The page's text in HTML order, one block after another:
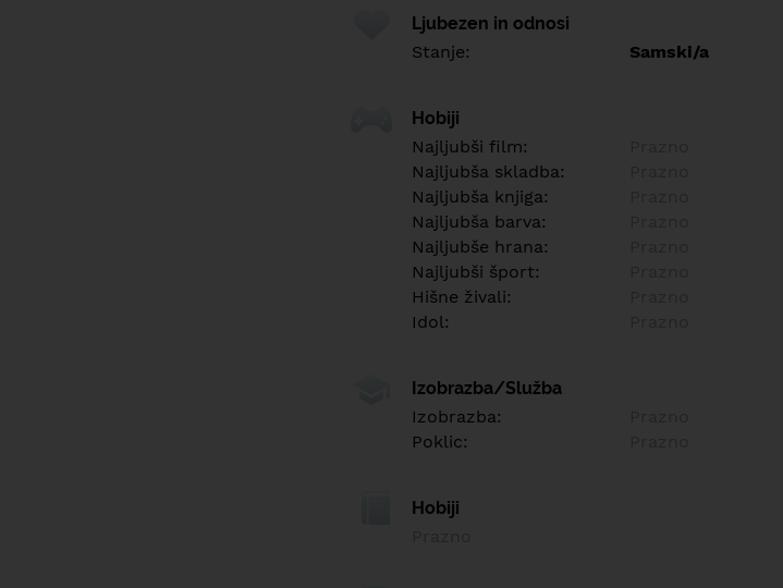
Ljubezen in odnosi
Stanje:
Samski/a
Hobiji
Najljubši film:
Najljubša skladba:
Najljubša knjiga:
Najljubša barva:
Najljubše hrana:
Najljubši šport:
Hišne živali:
Idol:
Izobrazba/Služba
Izobrazba:
Poklic:
Hobiji